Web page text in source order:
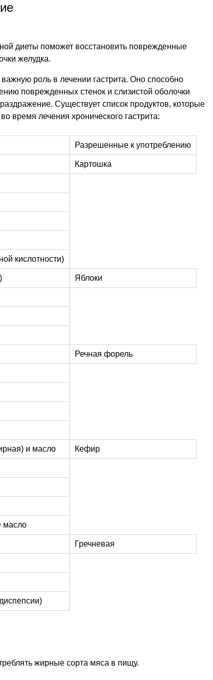
диеты поможет восстановить поврежденные
желудка.
роль в лечении гастрита. Оно способно
поврежденных стенок и слизистой оболочки
Существует список продуктов, которые
время лечения хронического гастрита:
Разрешенные к употреблению
Картошка
кислотности)
Яблоки
Речная форель
и масло Кефир
масло
Гречневая
жирные сорта мяса в пищу.